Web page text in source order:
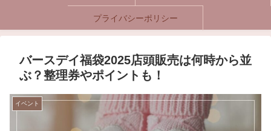
プライバシーポリシー
バースデイ福袋2025店頭販売は何時から並
ぶ？整理券やポイントも！
イベント